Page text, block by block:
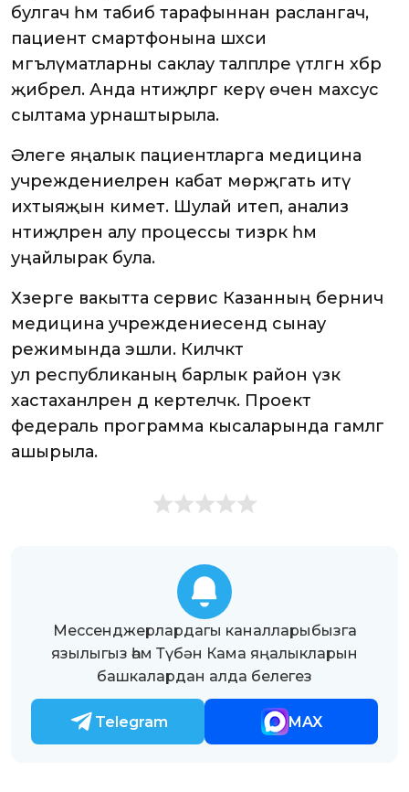
булгач һәм табиб тарафыннан раслангач,
пациент смартфонына шәхси
мәгълүматларны саклау таләпләре үтәлгән хәбәр
җибәрелә. Анда нәтиҗәләргә керү өчен махсус
сылтама урнаштырыла.
Әлеге яңалык пациентларга медицина
учреждениеләренә кабат мөрәҗәгать итү
ихтыяҗын киметә. Шулай итеп, анализ
нәтиҗәләрен алу процессы тизрәк һәм
уңайлырак була.
Хәзерге вакытта сервис Казанның берничә
медицина учреждениесендә сынау
режимында эшли. Киләчәктә
ул республиканың барлык район үзәк
хастаханәләренә дә кертеләчәк. Проект
федераль программа кысаларында гамәлгә
ашырыла.
Мессенджерлардагы каналларыбызга
язылыгыз һәм Түбән Кама яңалыкларын
башкалардан алда белегез
Telegram MAX